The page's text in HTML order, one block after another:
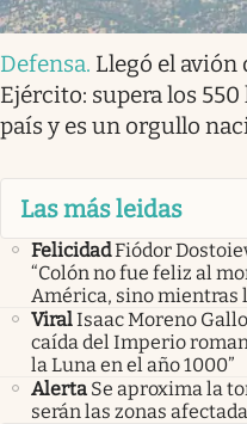
Defensa. Llegó el avión
Ejército: supera los
país y es un orgullo
Las más leidas
FelicidadFiódor
“Colón no fue feliz al
América, sino mientras
ViralIsaac Moreno
caída del Imperio
la Luna en el año 1000”
Alerta Se aproxima la
serán las zonas